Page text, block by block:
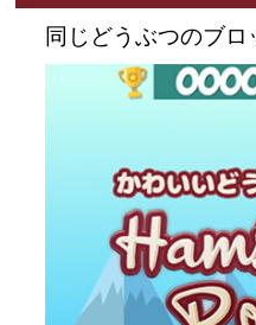
同じどうぶつのブロ